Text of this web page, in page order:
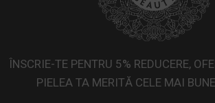
ÎNSCRIE-TE PENTRU 5% REDUCERE,
PIELEA TA MERITĂ CELE MAI